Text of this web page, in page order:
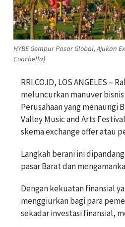
HYBE Gempur Pasar Global, Ajukan
Coachella)
RRI.CO.ID, LOS ANGELES –
meluncurkan manuver
Perusahaan yang menaungi
Valley Music and Arts
skema exchange offer atau
Langkah berani ini
pasar Barat dan
Dengan kekuatan finansial
menggiurkan bagi para
sekadar investasi finansial,